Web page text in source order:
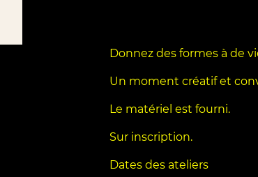
Donnez des formes à de
Un moment créatif et
Le matériel est fourni.
Sur inscription.
Dates des ateliers